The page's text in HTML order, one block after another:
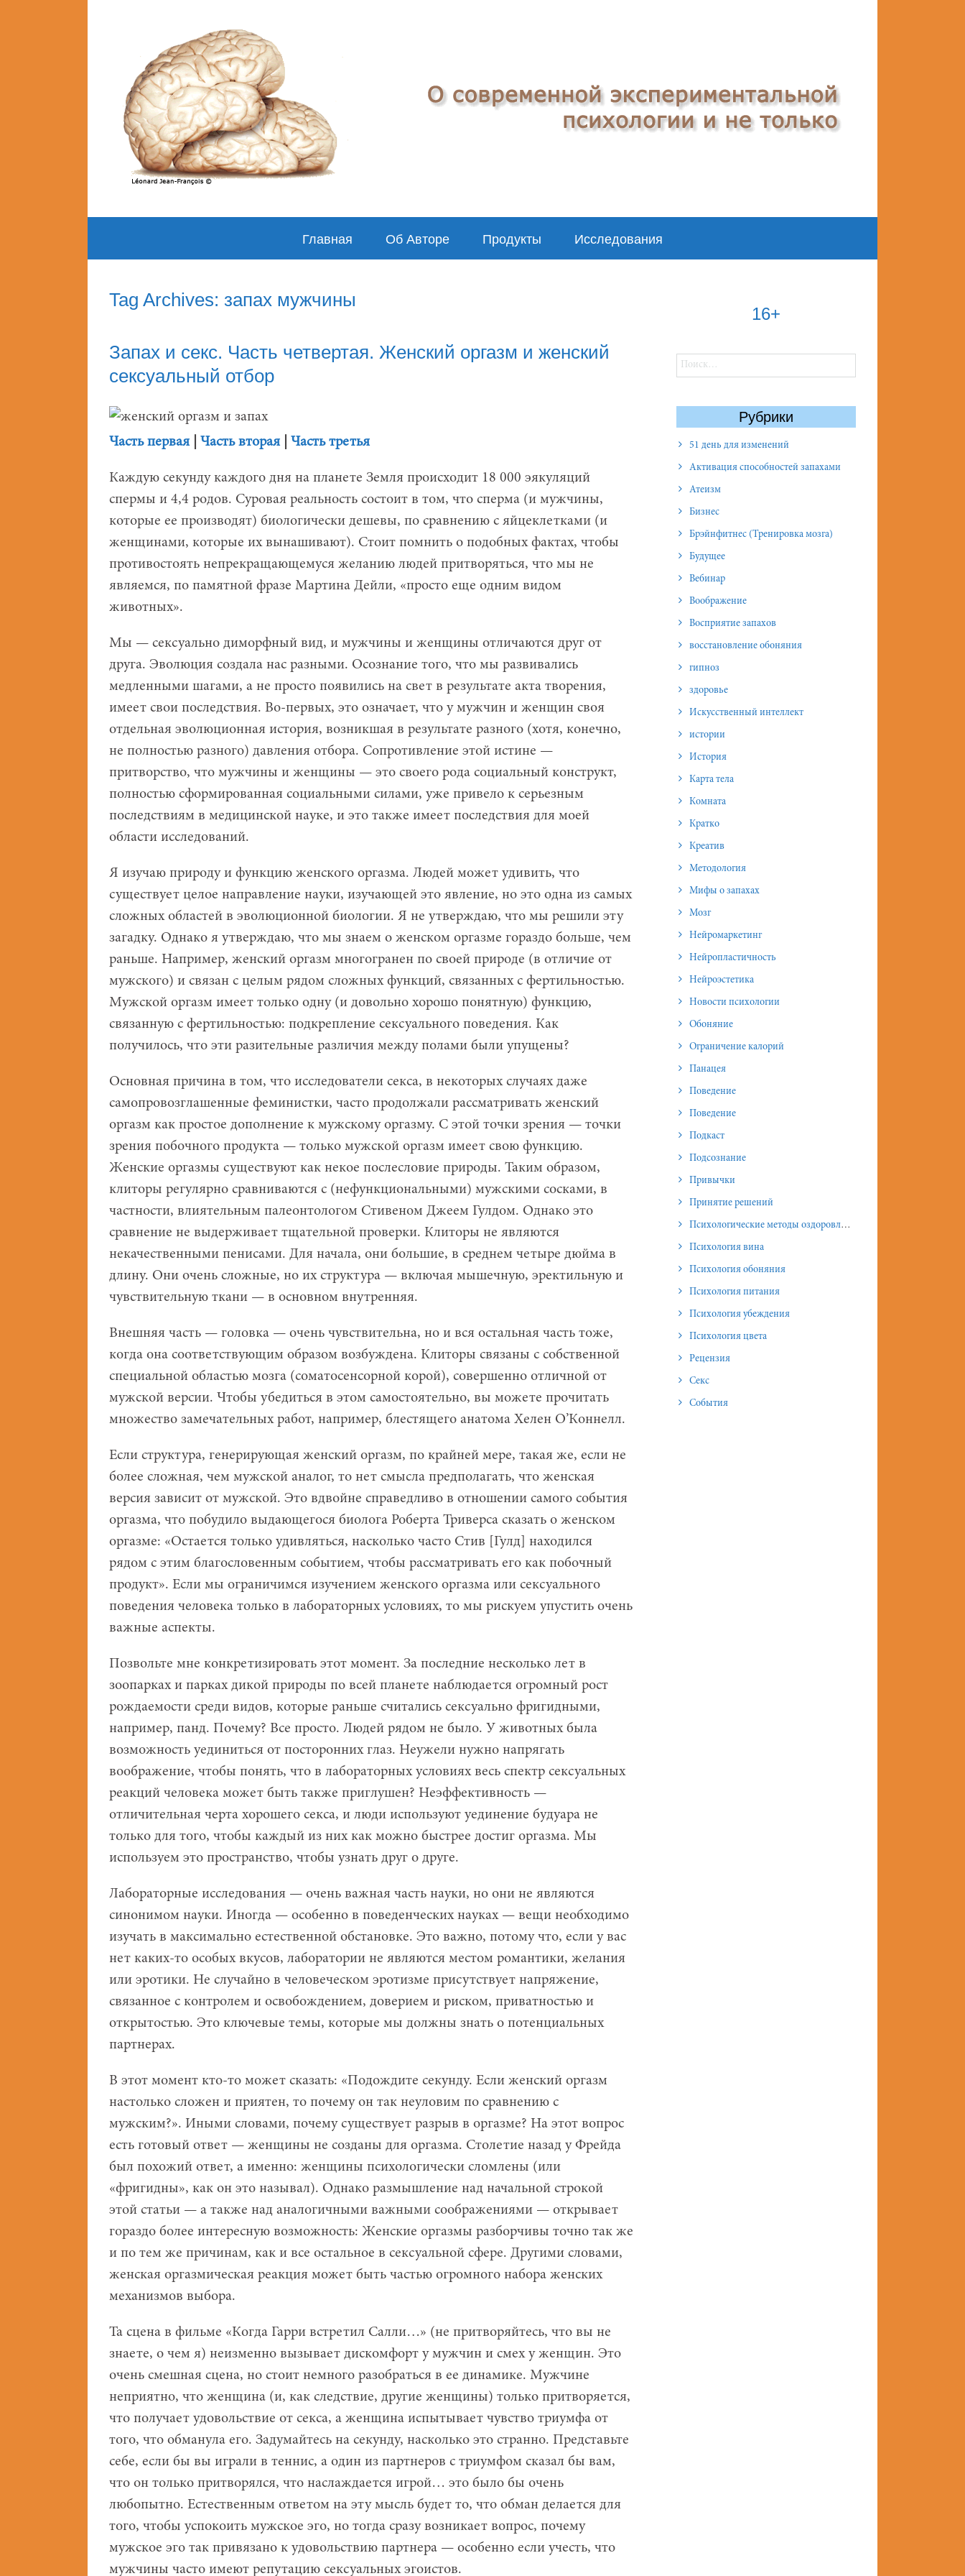
Главная Об Авторе Продукты Исследования
Tag Archives: запах мужчины
Запах и секс. Часть четвертая. Женский оргазм и женский
сексуальный отбор
Часть первая Часть вторая| Часть третья
Каждую секунду каждого дня на планете Земля происходит 18 000 эякуляций
спермы и 4,4 родов. Суровая реальность состоит в том, что сперма (и мужчины,
которые ее производят) биологически дешевы, по сравнению с яйцеклетками (и
женщинами, которые их вынашивают). Стоит помнить о подобных фактах, чтобы
противостоять непрекращающемуся желанию людей притворяться, что мы не
являемся, по памятной фразе Мартина Дейли, «просто еще одним видом
животных».
Мы — сексуально диморфный вид, и мужчины и женщины отличаются друг от
друга. Эволюция создала нас разными. Осознание того, что мы развивались
медленными шагами, а не просто появились на свет в результате акта творения,
имеет свои последствия. Во-первых, это означает, что у мужчин и женщин своя
отдельная эволюционная история, возникшая в результате разного (хотя, конечно,
не полностью разного) давления отбора. Сопротивление этой истине —
притворство, что мужчины и женщины — это своего рода социальный конструкт,
полностью сформированная социальными силами, уже привело к серьезным
последствиям в медицинской науке, и это также имеет последствия для моей
области исследований.
Я изучаю природу и функцию женского оргазма. Людей может удивить, что
существует целое направление науки, изучающей это явление, но это одна из самых
сложных областей в эволюционной биологии. Я не утверждаю, что мы решили эту
загадку. Однако я утверждаю, что мы знаем о женском оргазме гораздо больше, чем
раньше. Например, женский оргазм многогранен по своей природе (в отличие от
мужского) и связан с целым рядом сложных функций, связанных с фертильностью.
Мужской оргазм имеет только одну (и довольно хорошо понятную) функцию,
связанную с фертильностью: подкрепление сексуального поведения. Как
получилось, что эти разительные различия между полами были упущены?
Основная причина в том, что исследователи секса, в некоторых случаях даже
самопровозглашенные феминистки, часто продолжали рассматривать женский
оргазм как простое дополнение к мужскому оргазму. С этой точки зрения — точки
зрения побочного продукта — только мужской оргазм имеет свою функцию.
Женские оргазмы существуют как некое послесловие природы. Таким образом,
клиторы регулярно сравниваются с (нефункциональными) мужскими сосками, в
частности, влиятельным палеонтологом Стивеном Джеем Гулдом. Однако это
сравнение не выдерживает тщательной проверки. Клиторы не являются
некачественными пенисами. Для начала, они большие, в среднем четыре дюйма в
длину. Они очень сложные, но их структура — включая мышечную, эректильную и
чувствительную ткани — в основном внутренняя.
Внешняя часть — головка — очень чувствительна, но и вся остальная часть тоже,
когда она соответствующим образом возбуждена. Клиторы связаны с собственной
специальной областью мозга (соматосенсорной корой), совершенно отличной от
мужской версии. Чтобы убедиться в этом самостоятельно, вы можете прочитать
множество замечательных работ, например, блестящего анатома Хелен О’Коннелл.
Если структура, генерирующая женский оргазм, по крайней мере, такая же, если не
более сложная, чем мужской аналог, то нет смысла предполагать, что женская
версия зависит от мужской. Это вдвойне справедливо в отношении самого события
оргазма, что побудило выдающегося биолога Роберта Триверса сказать о женском
оргазме: «Остается только удивляться, насколько часто Стив [Гулд] находился
рядом с этим благословенным событием, чтобы рассматривать его как побочный
продукт». Если мы ограничимся изучением женского оргазма или сексуального
поведения человека только в лабораторных условиях, то мы рискуем упустить очень
важные аспекты.
Позвольте мне конкретизировать этот момент. За последние несколько лет в
зоопарках и парках дикой природы по всей планете наблюдается огромный рост
рождаемости среди видов, которые раньше считались сексуально фригидными,
например, панд. Почему? Все просто. Людей рядом не было. У животных была
возможность уединиться от посторонних глаз. Неужели нужно напрягать
воображение, чтобы понять, что в лабораторных условиях весь спектр сексуальных
реакций человека может быть также приглушен? Неэффективность —
отличительная черта хорошего секса, и люди используют уединение будуара не
только для того, чтобы каждый из них как можно быстрее достиг оргазма. Мы
используем это пространство, чтобы узнать друг о друге.
Лабораторные исследования — очень важная часть науки, но они не являются
синонимом науки. Иногда — особенно в поведенческих науках — вещи необходимо
изучать в максимально естественной обстановке. Это важно, потому что, если у вас
нет каких-то особых вкусов, лаборатории не являются местом романтики, желания
или эротики. Не случайно в человеческом эротизме присутствует напряжение,
связанное с контролем и освобождением, доверием и риском, приватностью и
открытостью. Это ключевые темы, которые мы должны знать о потенциальных
партнерах.
В этот момент кто-то может сказать: «Подождите секунду. Если женский оргазм
настолько сложен и приятен, то почему он так неуловим по сравнению с
мужским?». Иными словами, почему существует разрыв в оргазме? На этот вопрос
есть готовый ответ — женщины не созданы для оргазма. Столетие назад у Фрейда
был похожий ответ, а именно: женщины психологически сломлены (или
«фригидны», как он это называл). Однако размышление над начальной строкой
этой статьи — а также над аналогичными важными соображениями — открывает
гораздо более интересную возможность: Женские оргазмы разборчивы точно так же
и по тем же причинам, как и все остальное в сексуальной сфере. Другими словами,
женская оргазмическая реакция может быть частью огромного набора женских
механизмов выбора.
Та сцена в фильме «Когда Гарри встретил Салли…» (не притворяйтесь, что вы не
знаете, о чем я) неизменно вызывает дискомфорт у мужчин и смех у женщин. Это
очень смешная сцена, но стоит немного разобраться в ее динамике. Мужчине
неприятно, что женщина (и, как следствие, другие женщины) только притворяется,
что получает удовольствие от секса, а женщина испытывает чувство триумфа от
того, что обманула его. Задумайтесь на секунду, насколько это странно. Представьте
себе, если бы вы играли в теннис, а один из партнеров с триумфом сказал бы вам,
что он только притворялся, что наслаждается игрой… это было бы очень
любопытно. Естественным ответом на эту мысль будет то, что обман делается для
того, чтобы успокоить мужское эго, но тогда сразу возникает вопрос, почему
мужское эго так привязано к удовольствию партнера — особенно если учесть, что
мужчины часто имеют репутацию сексуальных эгоистов.
16+
Найти:
Рубрики
51 день для изменений
Активация способностей запахами
Атеизм
Бизнес
Брэйнфитнес (Тренировка мозга)
Будущее
Вебинар
Воображение
Восприятие запахов
восстановление обоняния
гипноз
здоровье
Искусственный интеллект
истории
История
Карта тела
Комната
Кратко
Креатив
Методология
Мифы о запахах
Мозг
Нейромаркетинг
Нейропластичность
Нейроэстетика
Новости психологии
Обоняние
Ограничение калорий
Панацея
Поведение
Поведение
Подкаст
Подсознание
Привычки
Принятие решений
Психологические методы оздоровления и омоложения
Психология вина
Психология обоняния
Психология питания
Психология убеждения
Психология цвета
Рецензия
Секс
События